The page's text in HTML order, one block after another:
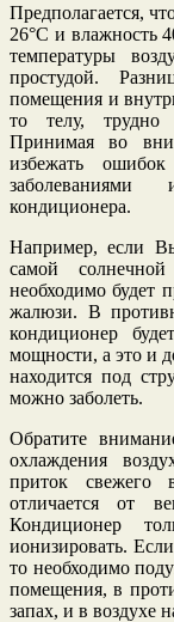
Предполагается,
26°C и влажность
температуры
простудой.
помещения и
то телу, трудно
Принимая во
избежать
заболеваниями
кондиционера.
Например, если
самой
необходимо будет
жалюзи. В
кондиционер
мощности, а это и
находится под
можно заболеть.
Обратите
охлаждения
приток свежего
отличается от
Кондиционер
ионизировать.
то необходимо
помещения, в
запах, и в воздухе